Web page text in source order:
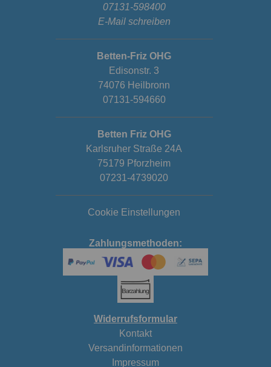
07131-598400
E-Mail schreiben
Betten-Friz OHG
Edisonstr. 3
74076 Heilbronn
07131-594660
Betten Friz OHG
Karlsruher Straße 24A
75179 Pforzheim
07231-4739020
Cookie Einstellungen
Zahlungsmethoden:
Widerrufsformular
Kontakt
Versandinformationen
Impressum